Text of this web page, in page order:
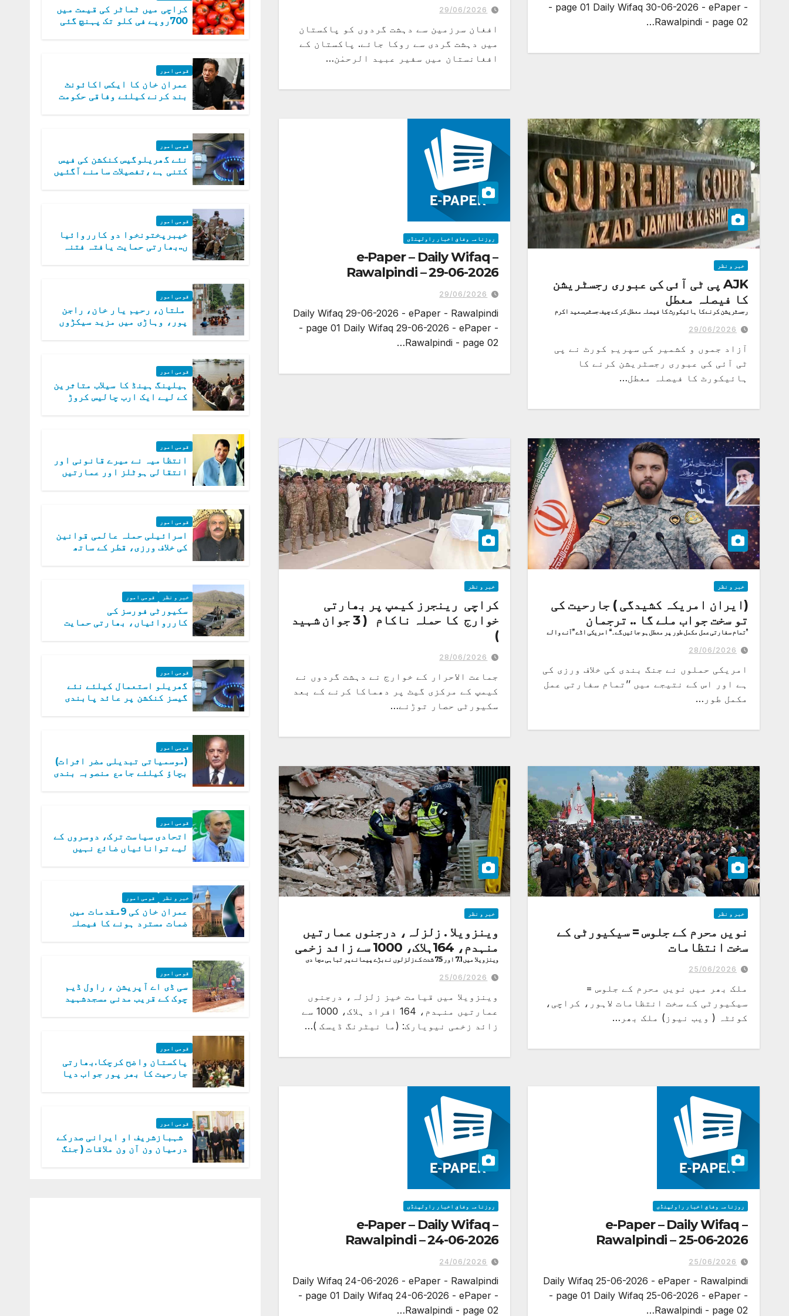
- page 01 Daily Wifaq 30-06-2026 - ePaper -
Rawalpindi - page 02…
29/06/2026
افغان سرزمین سے دہشت گردوں کو پاکستان
میں دہشت گردی سے روکا جائے. پاکستان کے
افغانستان میں سفیر عبید الرحمٰن…
خبر و نظر
AJK پی ٹی آئی کی عبوری رجسٹریشن
کا فیصلہ معطل
رجسٹریشن کرنے کا ہائیکورٹ کا فیصلہ معطل کر کے چیف جسٹس سعید اکرم
29/06/2026
آزاد جموں و کشمیر کی سپریم کورٹ نے پی
ٹی آئی کی عبوری رجسٹریشن کرنے کا
ہائیکورٹ کا فیصلہ معطل…
روزنامہ وفاق اخبار راولپنڈی
e-Paper – Daily Wifaq –
Rawalpindi – 29-06-2026
29/06/2026
Daily Wifaq 29-06-2026 - ePaper - Rawalpindi
- page 01 Daily Wifaq 29-06-2026 - ePaper -
Rawalpindi - page 02…
خبر و نظر
(ایران امریکہ کشیدگی ) جارحیت کی
تو سخت جواب ملے گا .. ترجمان
’’تمام سفارتی عمل مکمل طور پر معطل ہو جائیں گے۔‘‘ امریکی اڈے ’’آنے والے
28/06/2026
امریکی حملوں نے جنگ بندی کی خلاف ورزی کی
ہے اور اس کے نتیجے میں ’’تمام سفارتی عمل
مکمل طور…
خبر و نظر
کراچی رینجرز کیمپ پر بھارتی
خوارج کا حملہ ناکام ( 3 جوان شہید
)
سکیورٹی حصار توڑنے کی کوشش کی
28/06/2026
جماعت الاحرار کے خوارج نے دہشت گردوں نے
کیمپ کے مرکزی گیٹ پر دھماکا کرنے کے بعد
سکیورٹی حصار توڑنے…
خبر و نظر
نویں محرم کے جلوس = سیکیورٹی کے
سخت انتظامات
25/06/2026
ملک بھر میں نویں محرم کے جلوس =
سیکیورٹی کے سخت انتظامات لاہور، کراچی،
کوئٹہ ( ویب نیوز) ملک بھر…
خبر و نظر
وینزویلا . زلزلہ، درجنوں عمارتیں
منہدم، 164ہلاک، 1000 سے زائد زخمی
وینزویلا میں 7.1 اور 7.5 شدت کے زلزلوں نے بڑے پیمانے پر تباہی مچا دی
25/06/2026
وینزویلا میں قیامت خیز زلزلہ، درجنوں
عمارتیں منہدم، 164 افراد ہلاک، 1000 سے
زائد زخمی نیویارک: (ما نیٹرنگ ڈیسک )…
روزنامہ وفاق اخبار راولپنڈی
e-Paper – Daily Wifaq –
Rawalpindi – 25-06-2026
25/06/2026
Daily Wifaq 25-06-2026 - ePaper - Rawalpindi
- page 01 Daily Wifaq 25-06-2026 - ePaper -
Rawalpindi - page 02…
روزنامہ وفاق اخبار راولپنڈی
e-Paper – Daily Wifaq –
Rawalpindi – 24-06-2026
24/06/2026
Daily Wifaq 24-06-2026 - ePaper - Rawalpindi
- page 01 Daily Wifaq 24-06-2026 - ePaper -
Rawalpindi - page 02…
کراچی میں ٹماٹر کی قیمت میں
700روپے فی کلو تک پہنچ گئی
قومی امور
عمران خان کا ایکس اکائونٹ
بند کرنے کیلئے وفاقی حکومت
قومی امور
نئے گھریلوگیس کنکشن کی فیس
کتنی ہے ،تفصیلات سامنے آگئیں
قومی امور
خیبرپختونخوا دو کارروائیا
ں..بھارتی حمایت یافتہ فتنہ
قومی امور
ملتان، رحیم یار خان، راجن
پور، وہاڑی میں مزید سیکڑوں
قومی امور
ہیلپنگ ہینڈ کا سیلاب متاثرین
کے لیے ایک ارب چالیس کروڑ
قومی امور
انتظامیہ نے میرے قانونی اور
انتقالی ہوٹلز اور عمارتیں
قومی امور
اسرائیلی حملہ عالمی قوانین
کی خلاف ورزی، قطر کے ساتھ
خبر و نظر قومی امور
سکیورٹی فورسز کی
کارروائیاں، بھارتی حمایت
قومی امور
گھریلو استعمال کیلئے نئے
گیسز کنکشن پر عائد پابندی
قومی امور
(موسمیاتی تبدیلی مضر اثرات)
بچاؤ کیلئے جامع منصوبہ بندی
قومی امور
اتحادی سیاست ترک، دوسروں کے
لیے توانائیاں ضائع نہیں
خبر و نظر قومی امور
عمران خان کی 9مقدمات میں
ضمات مسترد ہونے کا فیصلہ
قومی امور
سی ڈی اے آپریشن ، راول ڈیم
چوک کے قریب مدنی مسجدشہید
قومی امور
پاکستان واضح کرچکا.بھارتی
جارحیت کا بھر پور جواب دیا
قومی امور
شہبازشریف او ایرانی صدرکے
درمیان ون آن ون ملاقات ( جنگ